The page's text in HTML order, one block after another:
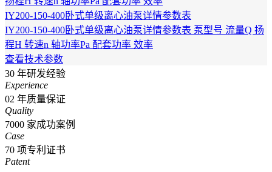
IY200-150-400卧式单级离心油泵详情参数表
IY200-150-400卧式单级离心油泵详情参数表 泵型号 流量Q 扬
程H 转速n 轴功率Pa 配套功率 效率
查看技术参数
30 年研发经验
Experience
02 年质量保证
Quality
7000 家成功案例
Case
70 项专利证书
Patent